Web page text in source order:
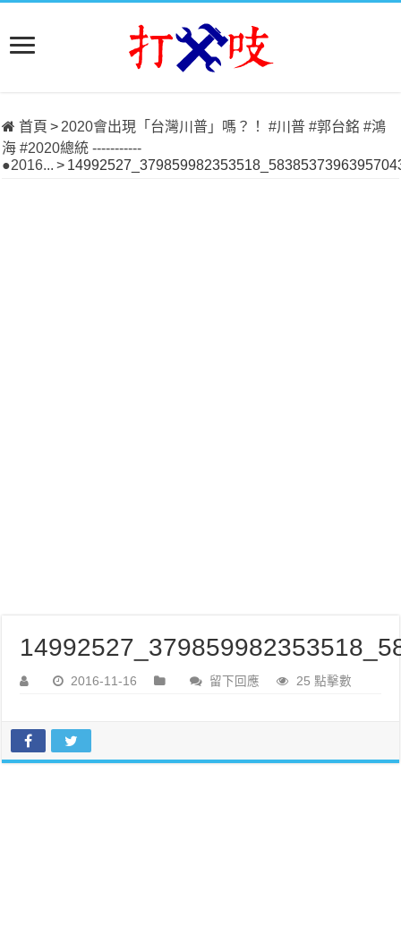
首頁 > 2020會出現「台灣川普」嗎？！ #川普 #郭台銘 #鴻
海 #2020總統 -----------
●2016... >
2016-11-16 留下回應 25 點擊數